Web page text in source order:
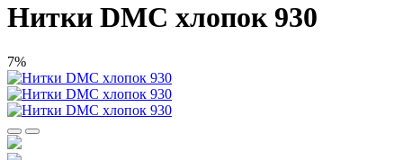
Нитки DMC хлопок 930
7%